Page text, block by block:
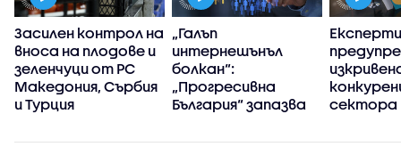
Засилен контрол на
вноса на плодове и
зеленчуци от РС
Македония, Сърбия
и Турция
„Галъп
интернешънъл
болкан“:
„Прогресивна
България“ запазва
доверие през
Експерти
сектора